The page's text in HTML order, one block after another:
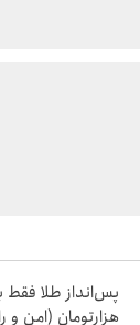
هزارتومان (امن و